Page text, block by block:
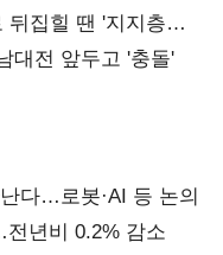
집힐 땐 '지지층
대전 앞두고 '충돌'
다…로봇·AI 등 논의
년비 0.2% 감소